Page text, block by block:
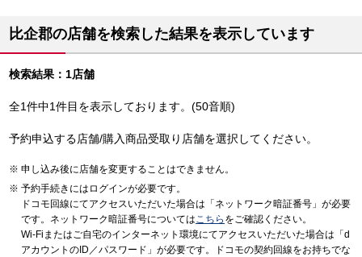
比企郡の店舗を検索した結果を表示しています
検索結果：1店舗
全1件中1件目を表示しております。(50音順)
予約申込する店舗/購入商品受取り店舗を選択してください。
申し込み後に店舗を変更することはできません。
予約手続きにはログインが必要です。
ドコモ回線にてアクセスいただいた場合は「ネットワーク暗証番号」が必要
です。ネットワーク暗証番号についてはこちら をご確認ください。
Wi-Fiまたはご自宅のインターネット環境にてアクセスいただいた場合は「d
アカウントのID／パスワード」が必要です。ドコモの契約回線をお持ちでな